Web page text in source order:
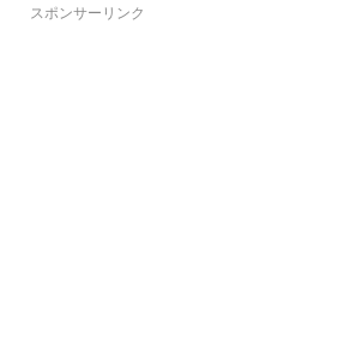
スポンサーリンク